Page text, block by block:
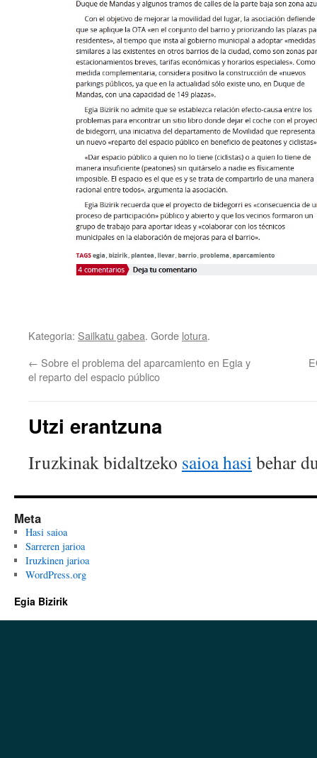
Kategoria: Sailkatu gabea. Gorde lotura.
← Sobre el problema del aparcamiento en Egia y
el reparto del espacio público
Utzi erantzuna
Iruzkinak bidaltzeko saioa hasibehar
Meta
Hasi saioa
Sarreren jarioa
Iruzkinen jarioa
WordPress.org
Egia Bizirik